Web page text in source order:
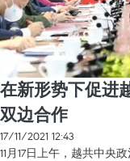
在新形势下促进
双边合作
17/11/2021 12:43
11月17日上午，越共中央